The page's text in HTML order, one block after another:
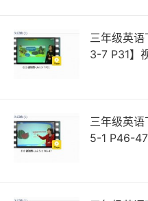
三年级英
3-7 P31】
三年级英
5-1 P46-